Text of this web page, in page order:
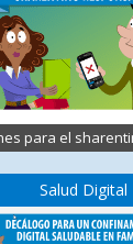
para el
Salud Digital